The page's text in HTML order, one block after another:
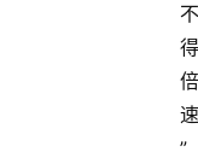
不
得
倍
速
”